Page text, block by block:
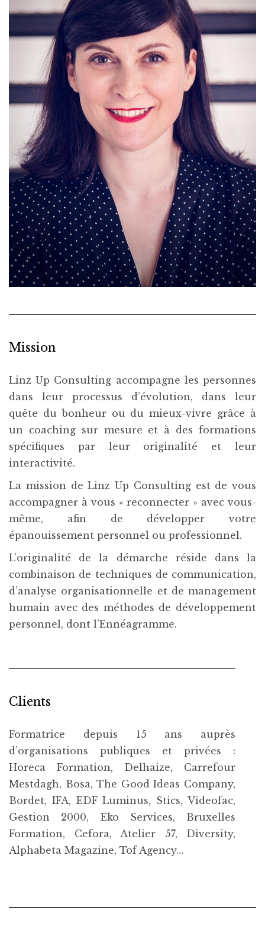
Mission
Linz Up Consulting accompagne les personnes
dans leur processus d’évolution, dans leur
quête du bonheur ou du mieux-vivre grâce à
un coaching sur mesure et à des formations
spécifiques par leur originalité et leur
interactivité.
La mission de Linz Up Consulting est de vous
accompagner à vous « reconnecter » avec vous-
même, afin de développer votre
épanouissement personnel ou professionnel.
L’originalité de la démarche réside dans la
combinaison de techniques de communication,
d’analyse organisationnelle et de management
humain avec des méthodes de développement
personnel, dont l’Ennéagramme.
Clients
Formatrice depuis 15 ans auprès
d’organisations publiques et privées :
Horeca Formation, Delhaize, Carrefour
Mestdagh, Bosa, The Good Ideas Company,
Bordet, IFA, EDF Luminus, Stics, Videofac,
Gestion 2000, Eko Services, Bruxelles
Formation, Cefora, Atelier 57, Diversity,
Alphabeta Magazine, Tof Agency…